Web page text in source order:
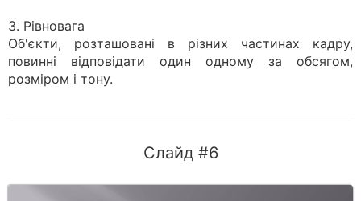
3. Рівновага
Об'єкти, розташовані в різних частинах кадру,
повинні відповідати один одному за обсягом,
розміром і тону.
Слайд #6